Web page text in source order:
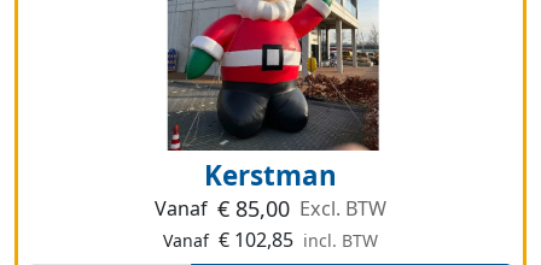
Kerstman
Vanaf € 85,00 Excl. BTW
Vanaf € 102,85 incl. BTW